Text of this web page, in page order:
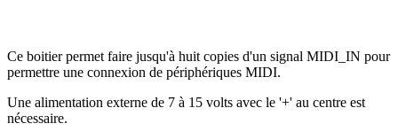
Ce boitier permet faire jusqu'à huit copies d'un signal MIDI_IN pour
permettre une connexion de périphériques MIDI.
Une alimentation externe de 7 à 15 volts avec le '+' au centre est
nécessaire.